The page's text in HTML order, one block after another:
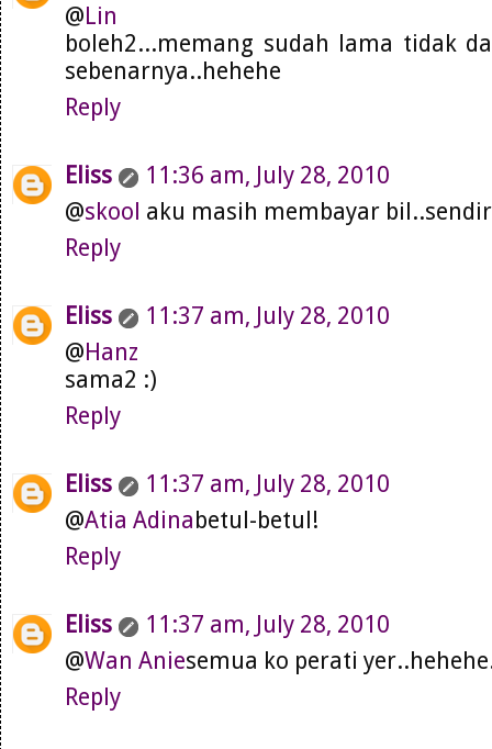
@Lin
boleh2...memang sudah lama tidak
sebenarnya..hehehe
Reply
Eliss
11:36 am, July 28, 2010
@skool aku masih membayar
Reply
Eliss
11:37 am, July 28, 2010
@Hanz
sama2 :)
Reply
Eliss
11:37 am, July 28, 2010
@Atia Adinabetul-betul!
Reply
Eliss
11:37 am, July 28, 2010
@Wan Aniesemua ko perati
Reply